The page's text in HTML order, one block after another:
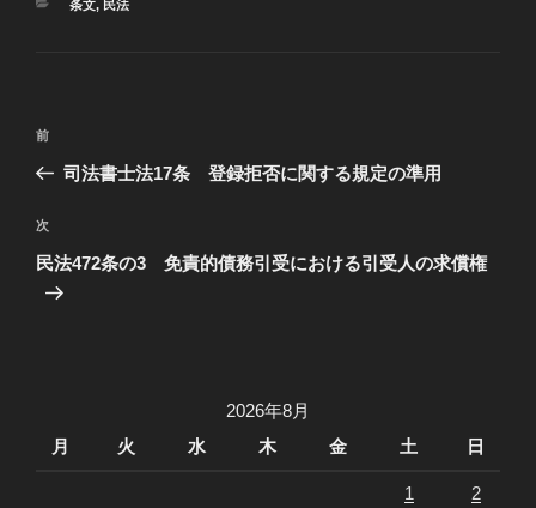
カ
条文, 民法
投
ビ
ゲ
ー
過
去
投
稿
前
司法書士法17条 登録拒否に関する規定の準用
次
の
次
民法472条の3 免責的債務引受における引受人の求償権
2026年8月
月
火 水 木 金 土 日
1 2